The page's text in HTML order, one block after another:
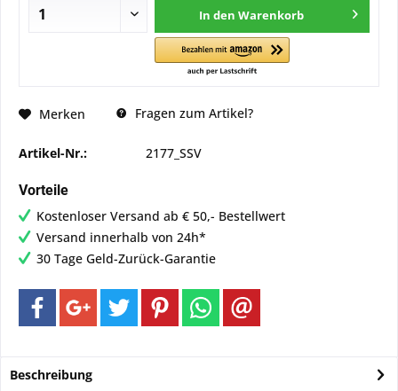
In den Warenkorb
Merken Fragen zum Artikel?
Artikel-Nr.: 2177_SSV
Vorteile
Kostenloser Versand ab € 50,- Bestellwert
Versand innerhalb von 24h*
30 Tage Geld-Zurück-Garantie
Beschreibung